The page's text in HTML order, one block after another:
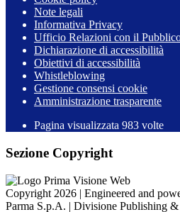
Note legali
Informativa Privacy
Ufficio Relazioni con il
Dichiarazione di accessibilità
Obiettivi di accessibilità
Whistleblowing
Gestione consensi cookie
Amministrazione trasparente
Pagina visualizzata 983 volte
Sezione Copyright
Copyright 2026 | Engineered and
Parma S.p.A. | Divisione Publishing